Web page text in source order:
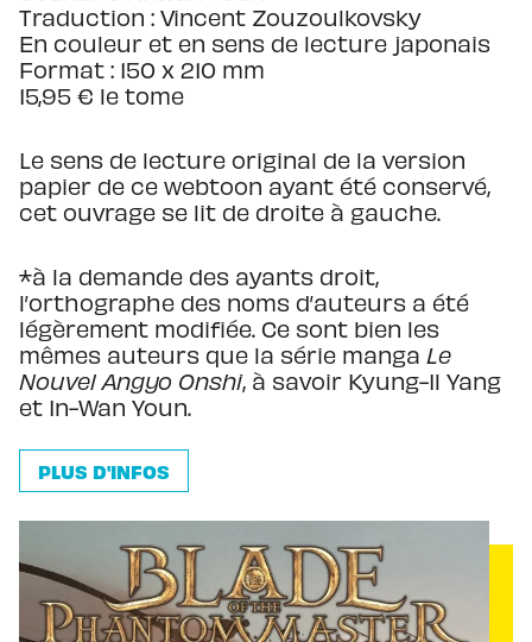
Traduction : Vincent Zouzoulkovsky
En couleur et en sens de lecture japonais
Format : 150 x 210 mm
15,95 € le tome
Le sens de lecture original de la version
papier de ce webtoon ayant été conservé,
cet ouvrage se lit de droite à gauche.
*à la demande des ayants droit,
l’orthographe des noms d’auteurs a été
légèrement modifiée. Ce sont bien les
mêmes auteurs que la série manga Le
Nouvel Angyo Onshi, à savoir Kyung-Il Yang
et In-Wan Youn.
PLUS D'INFOS